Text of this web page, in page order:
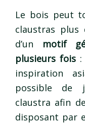
Le bois peut
claustras plus
d’un motif
plusieurs fois
inspiration
possible de
claustra afin
disposant par